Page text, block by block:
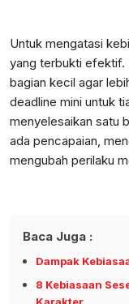
Untuk mengatasi
yang terbukti efektif.
bagian kecil agar
deadline mini untuk
menyelesaikan satu
ada pencapaian,
mengubah perilaku
Baca Juga :
Dampak
8 Kebiasaan